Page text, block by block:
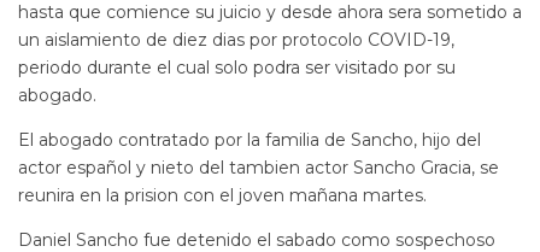
hasta que comience su juicio y desde ahora sera sometido a
un aislamiento de diez dias por protocolo COVID-19,
periodo durante el cual solo podra ser visitado por su
abogado.
El abogado contratado por la familia de Sancho, hijo del
actor español y nieto del tambien actor Sancho Gracia, se
reunira en la prision con el joven mañana martes.
Daniel Sancho fue detenido el sabado como sospechoso